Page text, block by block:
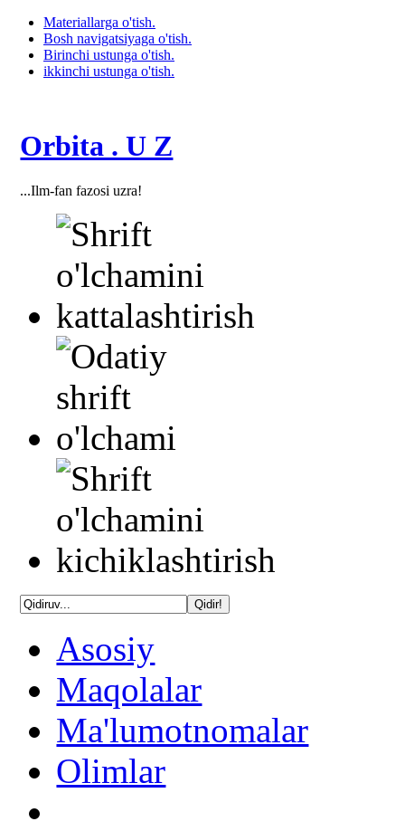
Materiallarga o'tish.
Bosh navigatsiyaga o'tish.
Birinchi ustunga o'tish.
ikkinchi ustunga o'tish.
Orbita . U Z
...Ilm-fan fazosi uzra!
Asosiy
Maqolalar
Ma'lumotnomalar
Olimlar